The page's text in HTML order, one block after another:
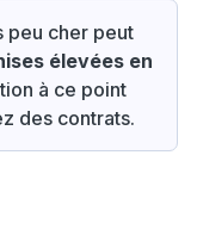
peu cher peut
élevées en
à ce point
des contrats.